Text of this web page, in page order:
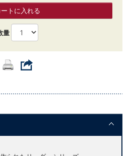
トに入れる
量